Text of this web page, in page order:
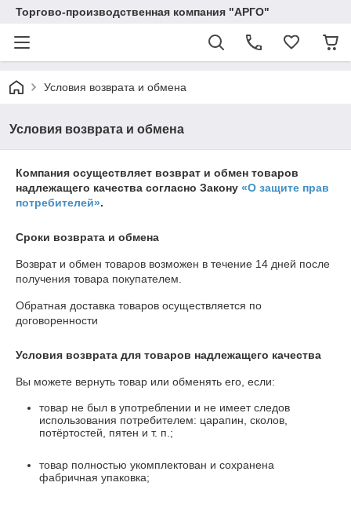
Торгово-производственная компания "АРГО"
Условия возврата и обмена
Условия возврата и обмена
Компания осуществляет возврат и обмен товаров
надлежащего качества согласно Закону «О защите прав
потребителей».
Сроки возврата и обмена
Возврат и обмен товаров возможен в течение 14 дней после
получения товара покупателем.
Обратная доставка товаров осуществляется по
договоренности
Условия возврата для товаров надлежащего качества
Вы можете вернуть товар или обменять его, если:
товар не был в употреблении и не имеет следов
использования потребителем: царапин, сколов,
потёртостей, пятен и т. п.;
товар полностью укомплектован и сохранена
фабричная упаковка;